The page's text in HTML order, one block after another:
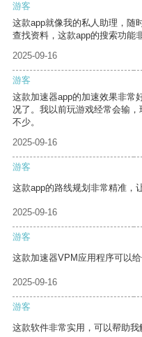
游客
这款app就像我的私人助理，随
查找资料，这款app的搜索功能
2025-09-16
游客
这款加速器app的加速效果非常
况了。我以前玩游戏经常会输
不少。
2025-09-16
游客
这款app的路线规划非常精准，
2025-09-16
游客
这款加速器VPM应用程序可以
2025-09-16
游客
这款软件非常实用，可以帮助我